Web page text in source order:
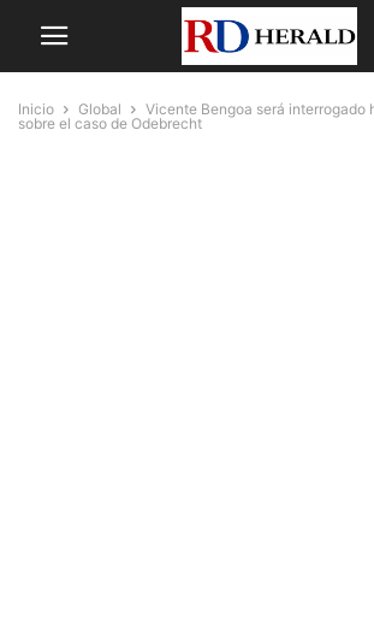
Inicio Global
Vicente Bengoa será interrogado
sobre el caso de Odebrecht